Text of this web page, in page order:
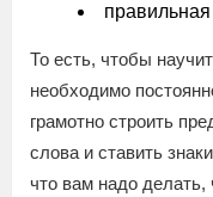
правильная
То есть, чтобы
необходимо
грамотно строить
слова и ставить
что вам надо